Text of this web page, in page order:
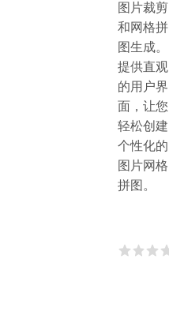
图片裁剪
和网格拼
图生成。
提供直观
的用户界
面，让您
轻松创建
个性化的
图片网格
拼图。